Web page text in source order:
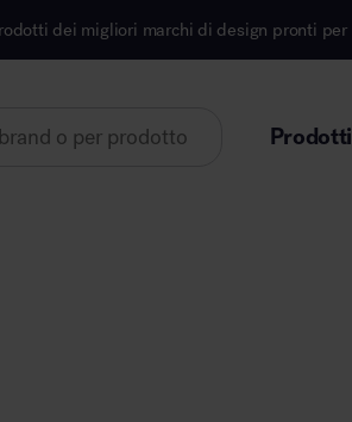
design pronti per il ritiro o la spedizione
Prodotti